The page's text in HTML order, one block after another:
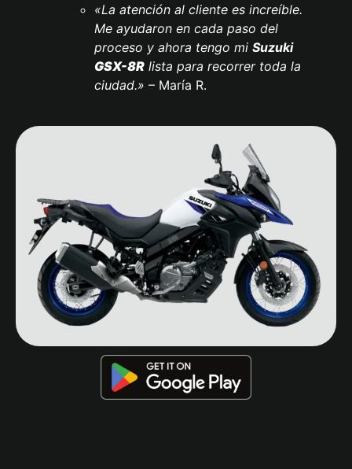
«La atención al cliente es increíble.
Me ayudaron en cada paso del
proceso y ahora tengo mi Suzuki
GSX-8R lista para recorrer toda la
ciudad.» – María R.